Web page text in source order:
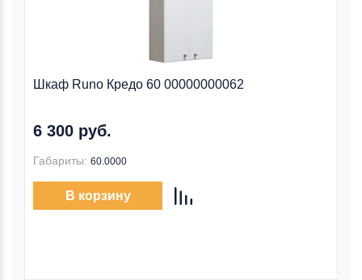
Шкаф Runo Кредо 60 00000000062
6 300 руб.
Габариты: 60.0000
В корзину